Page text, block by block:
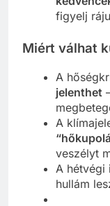
figyelj
Miért válhat
A
jelenthet
A
veszélyt
A hétvégi
hullám